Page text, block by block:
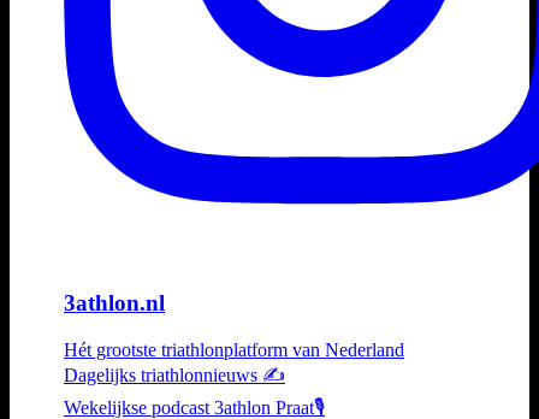
3athlon.nl
Hét grootste triathlonplatform van Nederland
Dagelijks triathlonnieuws ✍️
Wekelijkse podcast 3athlon Praat🎙️